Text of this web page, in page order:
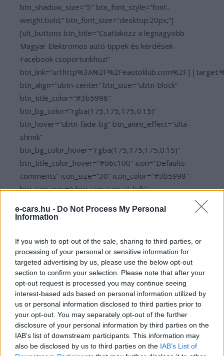
e-cars.hu - Do Not Process My Personal
Information
If you wish to opt-out of the sale, sharing to third parties, or
processing of your personal or sensitive information for
targeted advertising by us, please use the below opt-out
section to confirm your selection. Please note that after your
opt-out request is processed you may continue seeing
interest-based ads based on personal information utilized by
us or personal information disclosed to third parties prior to
your opt-out. You may separately opt-out of the further
disclosure of your personal information by third parties on the
IAB’s list of downstream participants. This information may
also be disclosed by us to third parties on the IAB’s List of
btn_shadow_size=”5″ btn_font_style=”font-
weight:bold;” btn_font_size=”desktop:20px;”]
[ult_buttons btn_title=”Csatlakozz a legnagyobb
Magyar Elektromos autó tippek és kérdések
Facebook csoportunkhoz!”
btn_align=”ubtn-center” btn_size=”ubtn-block”
btn_title_color=”#3b5998″
btn_bg_color=”rgba(175,175,175,0.15)”
btn_hover=”ubtn-fade-bg” btn_anim_effect=”ulta-
shrink”
btn_bg_color_hover=”rgba(175,175,175,0.15)”
btn_title_color_hover=”#06c100″ icon=”Defaults-
comments” icon_size=”30″ icon_color=”#3b5998″
btn_icon_pos=”ubtn-sep-icon-at-left”
btn_shadow_color=”#3b5998″
btn_shadow_size=”2″ btn_font_size=”desktop:14px;”
btn_font_style=”font-weight:bold;”]
Kövesd az e-cars.hu-t a Facebookon is, további
tartalmakért!
›
CÍMKÉK Hibrid Sürített földgáz